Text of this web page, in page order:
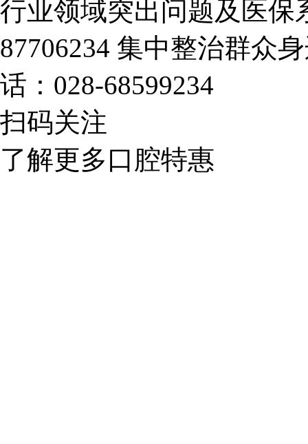
行业领域突出问题及医保
87706234 集中整治群众
话：028-68599234
扫码关注
了解更多口腔特惠